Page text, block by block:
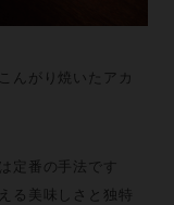
んがり焼いたアカ
定番の手法です
る美味しさと独特